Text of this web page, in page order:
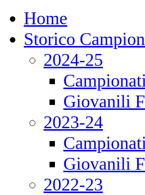
Home
Storico
2024-25
Giovanili
2023-24
Giovanili
2022-23